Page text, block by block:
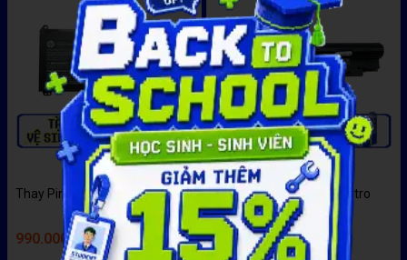
Thay Pin Laptop HP 240 G8
990.000đ
Thay pin Laptop Dell Vostro
V131
740.000đ